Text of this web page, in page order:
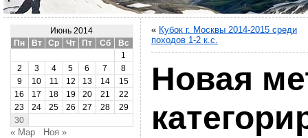
Июнь 2014
Пн
Вт Ср Чт Пт Сб
Вс
1
2
3 4 5 6 7
8
9
10 11 12 13 14
15
16
17 18 19 20 21
22
23
24 25 26 27 28
29
30
« Мар Ноя »
« Кубок г. Москвы 2014-2015 среди
походов 1-2 к.с.
Новая